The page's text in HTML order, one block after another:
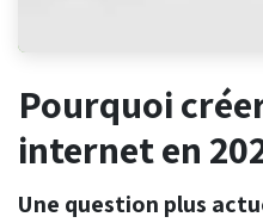
Pourquoi
internet en
Une question plus